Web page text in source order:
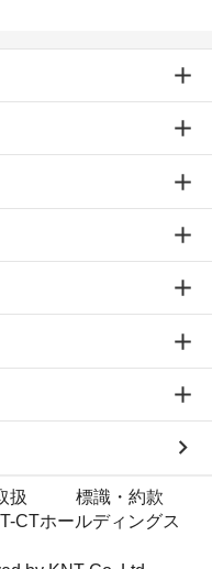
扱
標識・約款
CTホールディングス